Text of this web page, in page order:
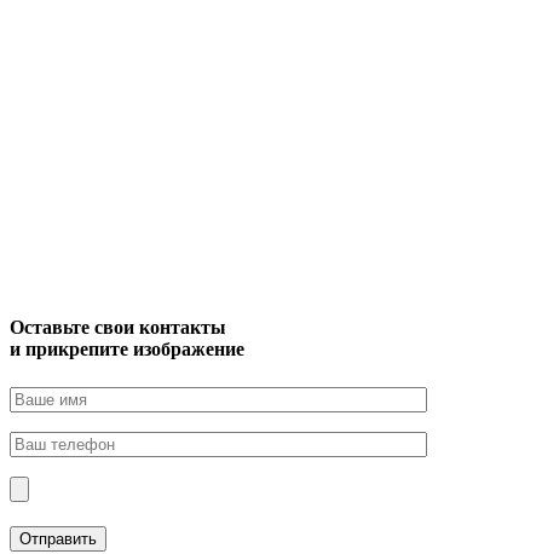
Оставьте свои контакты
и прикрепите изображение